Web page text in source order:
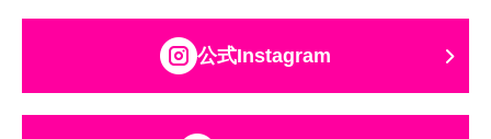
公式Instagram